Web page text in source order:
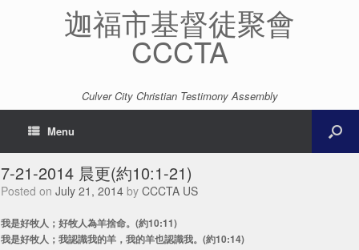
迦福市基督徒聚會
CCCTA
Culver City Christian Testimony Assembly
Menu
7-21-2014 晨更(約10:1-21)
Posted on July 21, 2014 by CCCTA US
我是好牧人；好牧人為羊捨命。(約10:11)
我是好牧人；我認識我的羊，我的羊也認識我。(約10:14)